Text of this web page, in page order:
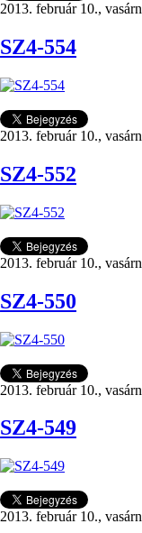
2013. február 10.,
SZ4-554
2013. február 10.,
SZ4-552
2013. február 10.,
SZ4-550
2013. február 10.,
SZ4-549
2013. február 10.,